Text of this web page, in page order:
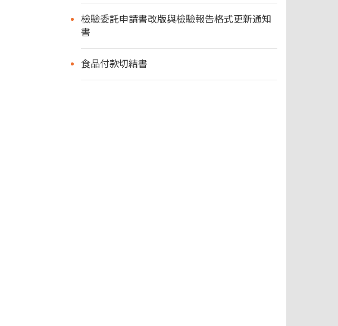
檢驗委託申請書改版與檢驗報告格式更新通知
書
食品付款切結書